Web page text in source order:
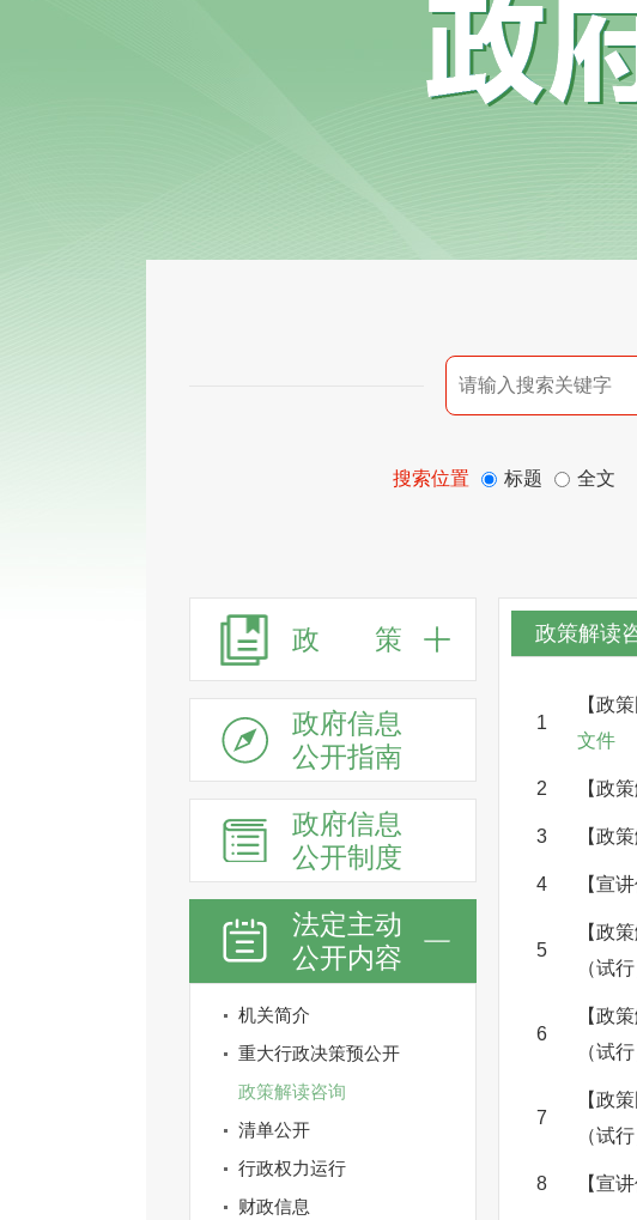
搜索位置 标题 全文
政 策
政府信息
公开指南
政府信息
公开制度
法定主动
公开内容
机关简介
重大行政决策预公开
政策解读咨询
清单公开
行政权力运行
财政信息
政策解读
1
【政
文件
2 【政
3 【政
4 【宣
5
【政
（试行
6
【政
（试行
7
【政
（试行
8 【宣